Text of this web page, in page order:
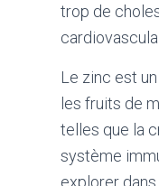
trop de
Le zinc est
les fruits de
telles que la
système
explorer